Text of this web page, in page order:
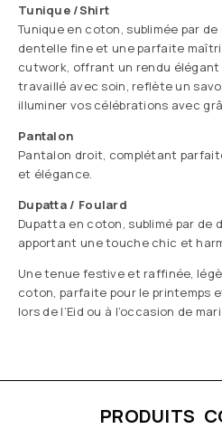
Tunique /Shirt
Tunique en coton, sublimée par
dentelle fine et une parfaite
cutwork, offrant un rendu
travaillé avec soin, reflète un
illuminer vos célébrations avec
Pantalon
Pantalon droit, complétant
et élégance.
Dupatta / Foulard
Dupatta en coton, sublimé par de
apportant une touche chic et
Une tenue festive et raffinée,
coton, parfaite pour le printemps
lors de l’Eid ou à l’occasion de
PRODUITS